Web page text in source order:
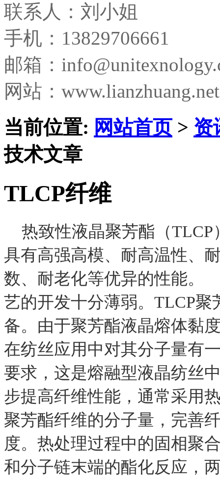
联系人：刘小姐
手机：13829706661
邮箱：
网站：www.lianzhuang.net
当前位置: 网站首页> 资
技术文章
TLCP纤维
热致性液晶聚芳酯（TLCP
具有高强高模、耐高温性、
数、耐老化等优异的性能。
艺的开发十分薄弱。TLCP
备。由于聚芳酯液晶熔体黏
在纺丝应用中对其分子量有
要求，这是熔融型液晶纺丝
步提高纤维性能，通常采用
聚芳酯纤维的分子量，完善
度。热处理过程中的固相聚
和分子链末端的酯化反应，